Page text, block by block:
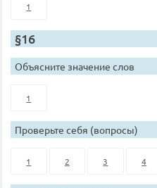
1
§16
Объясните значение слов
1
Проверьте себя (вопросы)
1 2 3 4